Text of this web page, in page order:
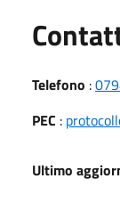
Telefono :
PEC :
Ultimo